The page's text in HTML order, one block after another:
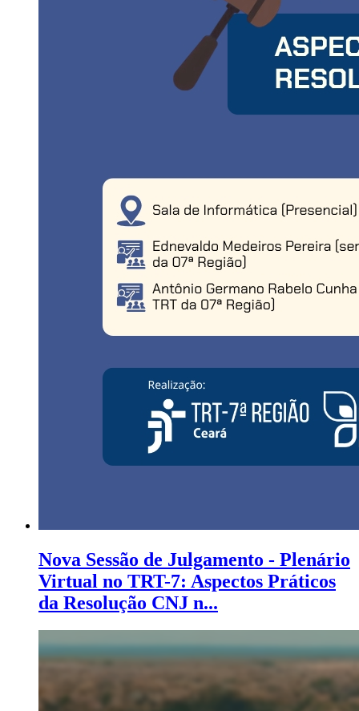
Nova Sessão de Julgamento - Plenário
Virtual no TRT-7: Aspectos Práticos
da Resolução CNJ n...